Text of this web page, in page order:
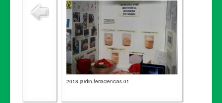
2018-jardin-feriaciencias-01